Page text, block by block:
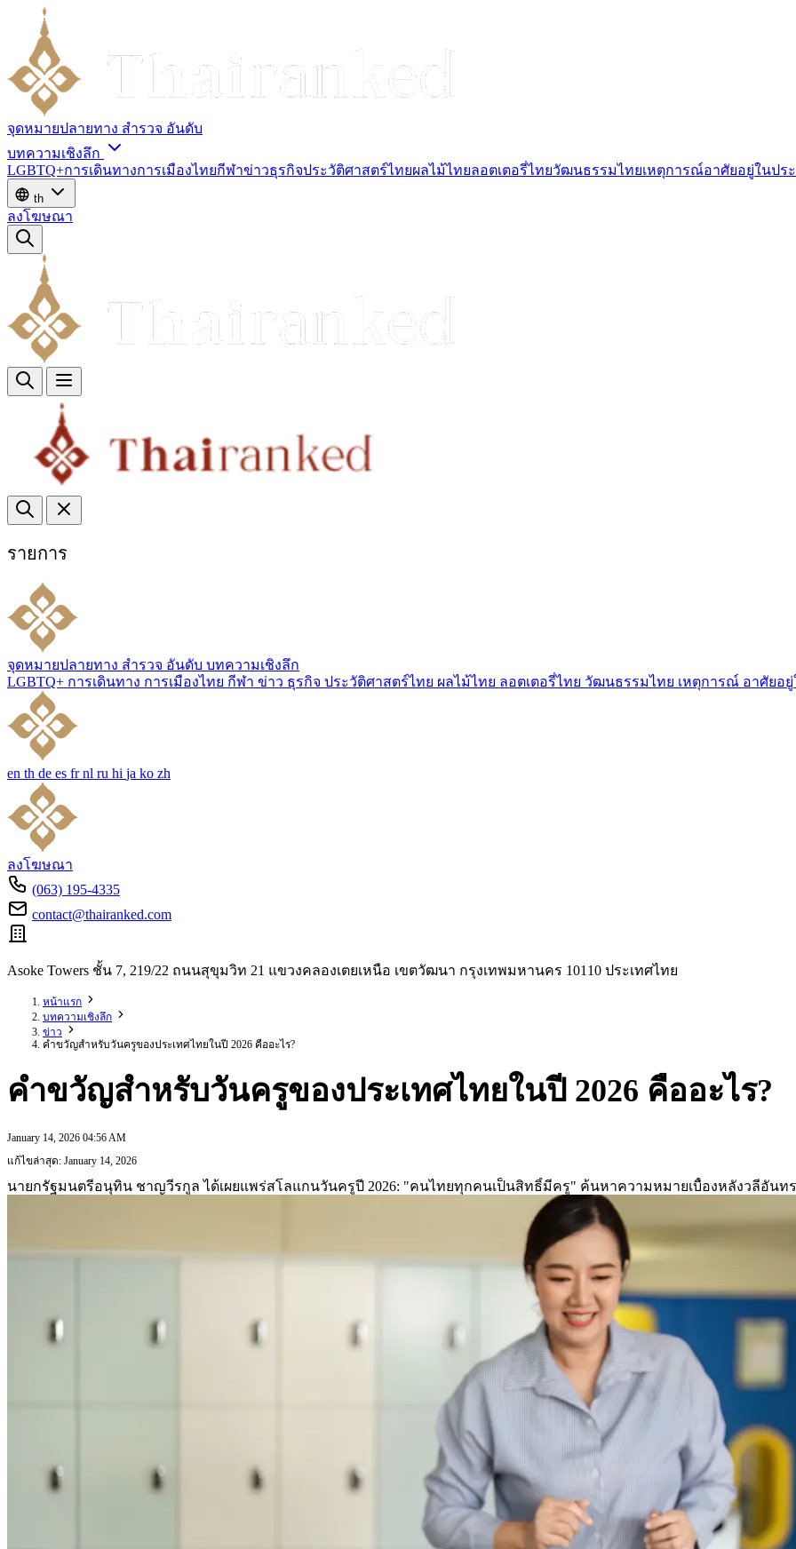
จุดหมายปลายทาง สำรวจ อันดับ
บทความเชิงลึก
LGBTQ+การเดินทางการเมืองไทยกีฬาข่าวธุรกิจประวัติศาสตร์ไทยผลไม้ไทยลอตเตอรี่ไทยวัฒนธรรมไทยเหตุการณ์อาศัยอยู่ในปร
th
ลงโฆษณา
รายการ
จุดหมายปลายทาง สำรวจ อันดับ บทความเชิงลึก
LGBTQ+ การเดินทาง การเมืองไทย กีฬา ข่าว ธุรกิจ ประวัติศาสตร์ไทย ผลไม้ไทย ลอตเตอรี่ไทย วัฒนธรรมไทย เหตุการณ์ อาศัยอยู่
en th de es fr nl ru hi ja ko zh
ลงโฆษณา
(063) 195-4335
contact@thairanked.com
Asoke Towers ชั้น 7, 219/22 ถนนสุขุมวิท 21 แขวงคลองเตยเหนือ เขตวัฒนา กรุงเทพมหานคร 10110 ประเทศไทย
หน้าแรก
บทความเชิงลึก
ข่าว
คำขวัญสำหรับวันครูของประเทศไทยในปี 2026 คืออะไร?
คำขวัญสำหรับวันครูของประเทศไทยในปี 2026 คืออะไร?
January 14, 2026 04:56 AM
แก้ไขล่าสุด: January 14, 2026
นายกรัฐมนตรีอนุทิน ชาญวีรกูล ได้เผยแพร่สโลแกนวันครูปี 2026: "คนไทยทุกคนเป็นสิทธิ์มีครู" ค้นหาความหมายเบื้องหลังวลีอันท